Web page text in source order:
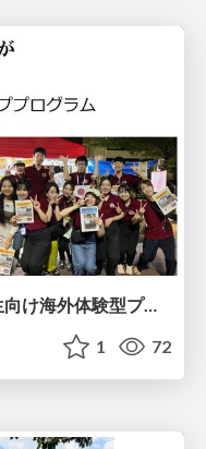
海外留学フェア 大学生・高校生向け海外体験型プログラム
1 72